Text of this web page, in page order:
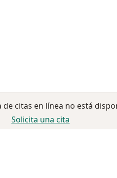
de citas en línea no está
Solicita una cita